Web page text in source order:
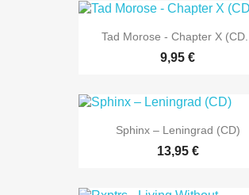
Tad Morose - Chapter X (CD...
9,95 €
Sphinx – Leningrad (CD)
13,95 €